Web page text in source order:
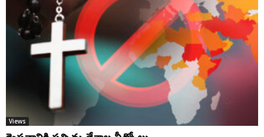
Views